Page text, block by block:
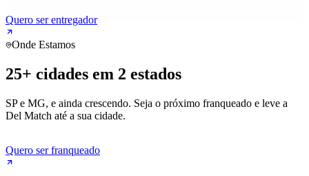
Quero ser entregador
Onde Estamos
25+ cidades em 2 estados
SP e MG, e ainda crescendo. Seja o próximo franqueado e leve a
Del Match até a sua cidade.
Quero ser franqueado